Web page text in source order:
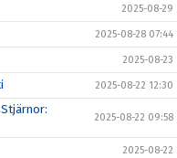
2025-08-29
2025-08-28 07:44
2025-08-23
2025-08-22 12:30
2025-08-22 09:58
2025-08-22